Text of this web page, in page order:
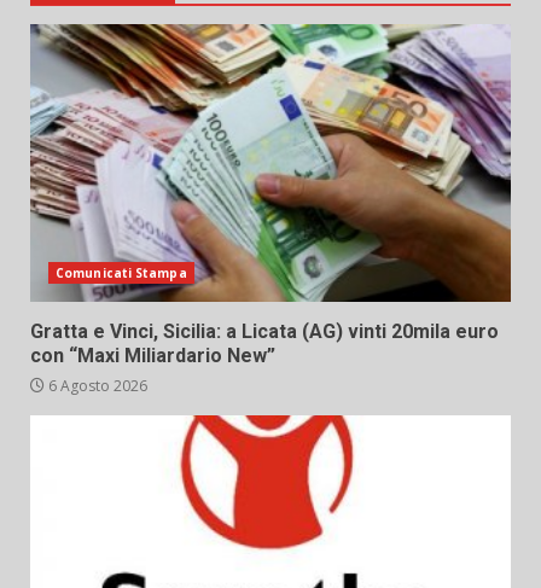
Comunicati Stampa
Gratta e Vinci, Sicilia: a Licata (AG) vinti 20mila euro
con “Maxi Miliardario New”
6 Agosto 2026